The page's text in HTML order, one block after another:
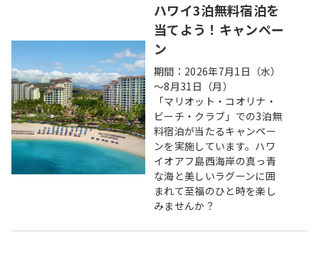
ハワイ3泊無料宿泊を
当てよう！キャンペー
ン
期間：2026年7月1日（水）
～8月31日（月）
「マリオット・コオリナ・
ビーチ・クラブ」での3泊無
料宿泊が当たるキャンペー
ンを実施しています。ハワ
イオアフ島西海岸の真っ青
な海と美しいラグーンに囲
まれて至福のひと時を楽し
みませんか？